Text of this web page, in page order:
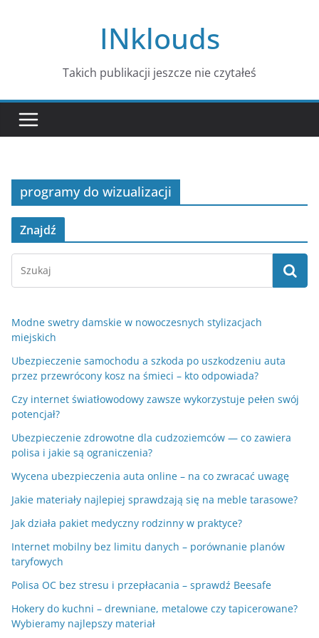
INklouds
Takich publikacji jeszcze nie czytałeś
programy do wizualizacji
Znajdź
Modne swetry damskie w nowoczesnych stylizacjach
miejskich
Ubezpieczenie samochodu a szkoda po uszkodzeniu auta
przez przewrócony kosz na śmieci – kto odpowiada?
Czy internet światłowodowy zawsze wykorzystuje pełen swój
potencjał?
Ubezpieczenie zdrowotne dla cudzoziemców — co zawiera
polisa i jakie są ograniczenia?
Wycena ubezpieczenia auta online – na co zwracać uwagę
Jakie materiały najlepiej sprawdzają się na meble tarasowe?
Jak działa pakiet medyczny rodzinny w praktyce?
Internet mobilny bez limitu danych – porównanie planów
taryfowych
Polisa OC bez stresu i przepłacania – sprawdź Beesafe
Hokery do kuchni – drewniane, metalowe czy tapicerowane?
Wybieramy najlepszy materiał